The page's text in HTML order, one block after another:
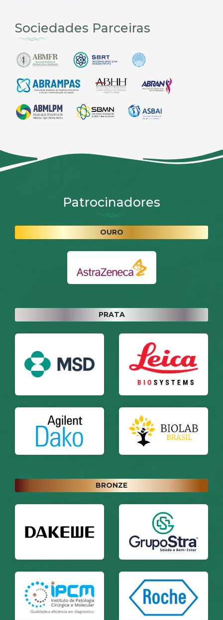
Sociedades Parceiras
Patrocinadores
OURO
PRATA
BRONZE